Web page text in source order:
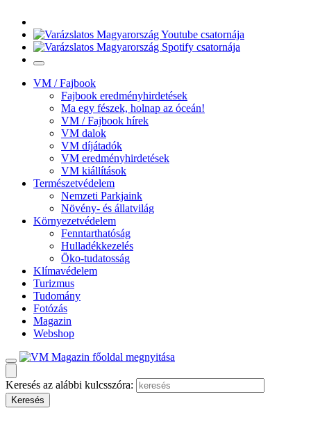
VM / Fajbook
Fajbook eredményhirdetések
Ma egy fészek, holnap az óceán!
VM / Fajbook hírek
VM dalok
VM díjátadók
VM eredményhirdetések
VM kiállítások
Természetvédelem
Nemzeti Parkjaink
Növény- és állatvilág
Környezetvédelem
Fenntarthatóság
Hulladékkezelés
Öko-tudatosság
Klímavédelem
Turizmus
Tudomány
Fotózás
Magazin
Webshop
Keresés az alábbi kulcsszóra: